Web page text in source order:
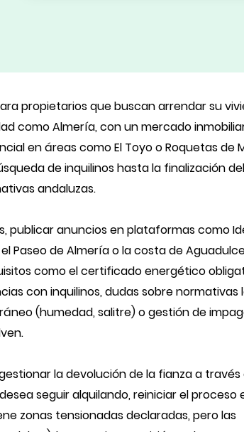
propietarios que buscan arrendar su
como Almería, con un mercado
en áreas como El Toyo o Roquetas de
de inquilinos hasta la finalización
andaluzas.
publicar anuncios en plataformas como
Paseo de Almería o la costa de
como el certificado energético
con inquilinos, dudas sobre normativas
(humedad, salitre) o gestión de
la devolución de la fianza a
seguir alquilando, reiniciar el proceso
zonas tensionadas declaradas, pero las